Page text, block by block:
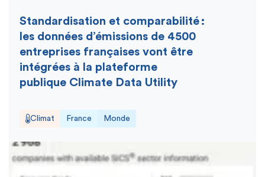
Standardisation et comparabilité :
les données d’émissions de 4500
entreprises françaises vont être
intégrées à la plateforme
publique Climate Data Utility
Climat France Monde